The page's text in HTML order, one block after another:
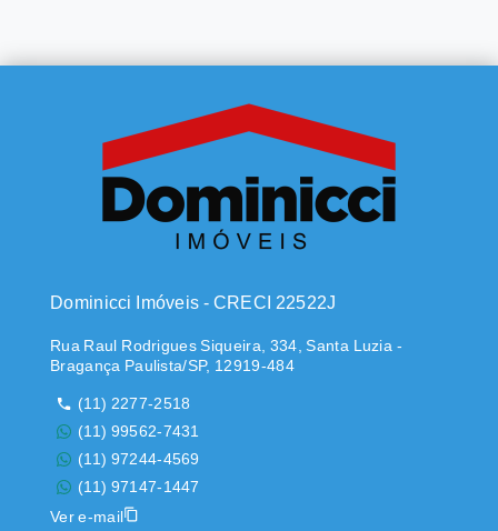
Dominicci Imóveis - CRECI 22522J
Rua Raul Rodrigues Siqueira, 334, Santa Luzia -
Bragança Paulista/SP, 12919-484
(11) 2277-2518
(11) 99562-7431
(11) 97244-4569
(11) 97147-1447
Ver e-mail